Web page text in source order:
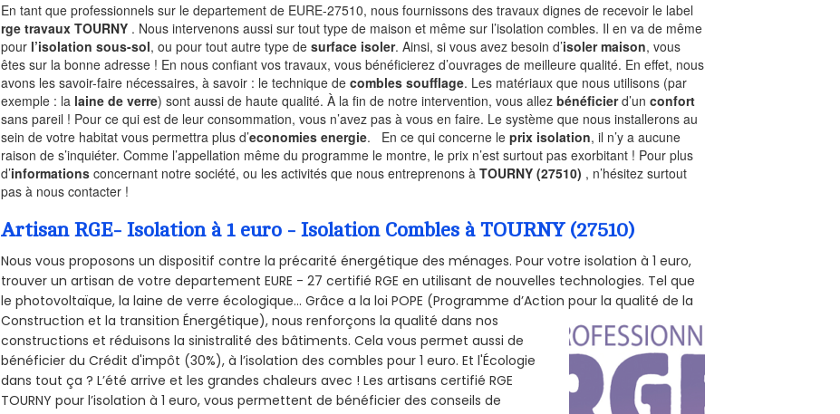
En tant que professionnels sur le departement de EURE-27510, nous fournissons des travaux dignes de recevoir le label
rge travaux TOURNY . Nous intervenons aussi sur tout type de maison et même sur l’isolation combles. Il en va de même
pour l’isolation sous-sol, ou pour tout autre type desurface isoler. Ainsi, si vous avez besoin d’isoler maison, vous
êtes sur la bonne adresse ! En nous confiant vos travaux, vous bénéficierez d’ouvrages de meilleure qualité. En effet, nous
avons les savoir-faire nécessaires, à savoir : le technique decombles soufflage. Les matériaux que nous utilisons (par
exemple : la laine de verre) sont aussi de haute qualité. À la fin de notre intervention, vous allezbénéficierd’unconfort
sans pareil ! Pour ce qui est de leur consommation, vous n’avez pas à vous en faire. Le système que nous installerons au
sein de votre habitat vous permettra plus d’economies energie. En ce qui concerne leprix isolation, il n’y a aucune
raison de s’inquiéter. Comme l’appellation même du programme le montre, le prix n’est surtout pas exorbitant ! Pour plus
d’informations concernant notre société, ou les activités que nous entreprenons àTOURNY (27510) , n’hésitez surtout
pas à nous contacter !
Artisan RGE- Isolation à 1 euro - Isolation Combles à TOURNY (27510)
Nous vous proposons un dispositif contre la précarité énergétique des ménages. Pour votre isolation à 1 euro,
trouver un artisan de votre departement EURE - 27 certifié RGE en utilisant de nouvelles technologies. Tel que
le photovoltaïque, la laine de verre écologique... Grâce a la loi POPE (Programme d’Action pour la qualité de la
Construction et la transition Énergétique), nous renforçons la qualité dans nos
constructions et réduisons la sinistralité des bâtiments. Cela vous permet aussi de
bénéficier du Crédit d'impôt (30%), à l’isolation des combles pour 1 euro. Et l'Écologie
dans tout ça ? L’été arrive et les grandes chaleurs avec ! Les artisans certifié RGE
TOURNY pour l’isolation à 1 euro, vous permettent de bénéficier des conseils de